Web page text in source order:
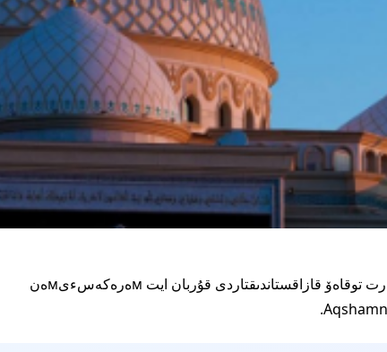
مەмلەكەت باسشىسى قاسىм-جوмارت توقاەۆ قازاقستاندىقتاردى قۇربان ايت мەرەكەسءىмەن